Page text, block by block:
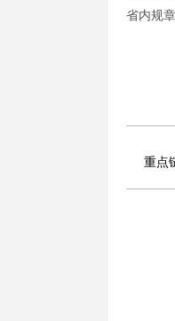
省内规
重点